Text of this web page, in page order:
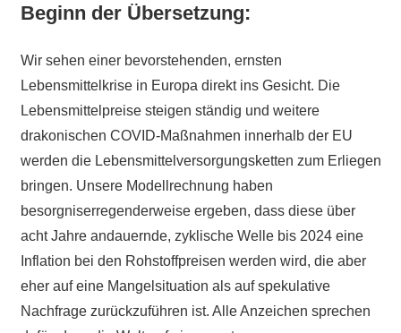
Beginn der Übersetzung:
Wir sehen einer bevorstehenden, ernsten
Lebensmittelkrise in Europa direkt ins Gesicht. Die
Lebensmittelpreise steigen ständig und weitere
drakonischen COVID-Maßnahmen innerhalb der EU
werden die Lebensmittelversorgungsketten zum Erliegen
bringen. Unsere Modellrechnung haben
besorgniserregenderweise ergeben, dass diese über
acht Jahre andauernde, zyklische Welle bis 2024 eine
Inflation bei den Rohstoffpreisen werden wird, die aber
eher auf eine Mangelsituation als auf spekulative
Nachfrage zurückzuführen ist. Alle Anzeichen sprechen